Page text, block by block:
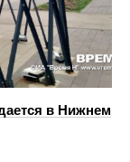
в Нижнем